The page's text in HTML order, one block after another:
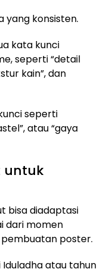
yang konsisten.
kata kunci
seperti “detail
kain”, dan
seperti
atau “gaya
untuk
bisa diadaptasi
dari momen
poster.
atau tahun